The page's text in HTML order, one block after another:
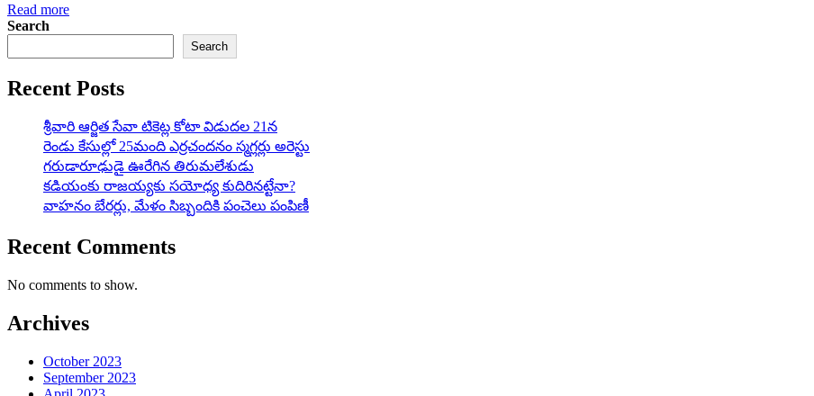
Read more
Search
Search
Recent Posts
శ్రీవారి ఆర్జిత సేవా టికెట్ల కోటా విడుదల 21న
రెండు కేసుల్లో 25మంది ఎర్రచందనం స్మగ్లర్లు అరెస్టు
గరుడారూఢుడై ఊరేగిన తిరుమలేశుడు
కడియంకు రాజయ్యకు సయోధ్య కుదిరినట్టేనా?
వాహ‌నం బేర‌ర్లు, మేళం సిబ్బందికి పంచెలు పంపిణీ
Recent Comments
No comments to show.
Archives
October 2023
September 2023